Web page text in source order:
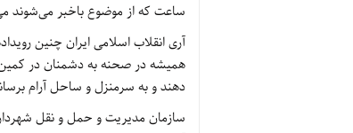
ساعت که از موضوع باخبر می‌شوند
آری انقلاب اسلامی ایران چنین
همیشه در صحنه به دشمنان در
دهند و به سرمنزل و ساحل آرام